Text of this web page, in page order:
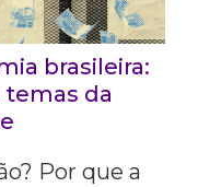
brasileira:
da
Por que a